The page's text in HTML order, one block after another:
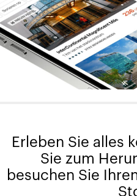
Erleben Sie alles
Sie zum
besuchen Sie